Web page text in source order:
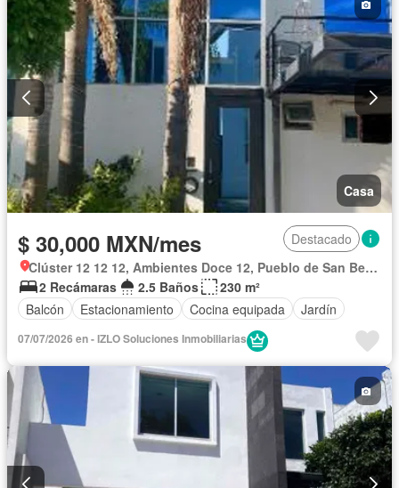
Casa
$ 30,000 MXN/mes
Destacado
Clúster 12 12 12, Ambientes Doce 12, Pueblo de San Bernardino Tlaxcalancingo
2 Recámaras
2.5 Baños
230 m²
Balcón
Estacionamiento Cocina equipada Jardín
07/07/2026 en - IZLO Soluciones Inmobiliarias